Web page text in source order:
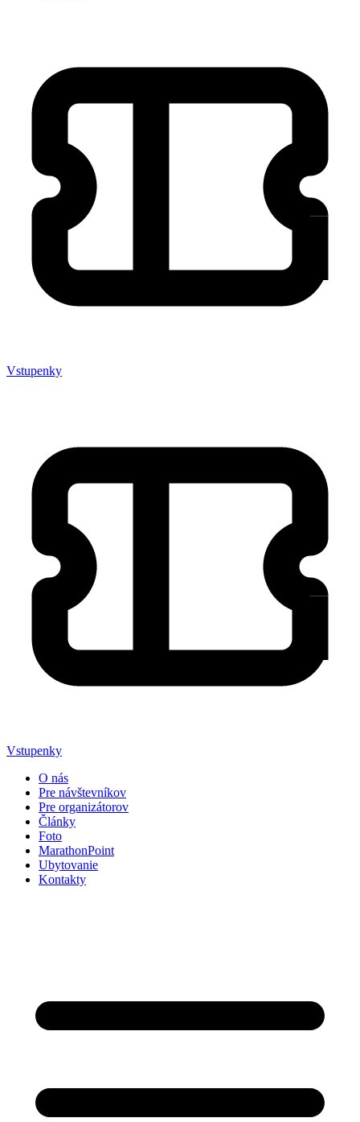
Vstupenky
Vstupenky
O nás
Pre návštevníkov
Pre organizátorov
Články
Foto
MarathonPoint
Ubytovanie
Kontakty